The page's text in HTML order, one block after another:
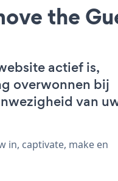
the
actief is,
overwonnen bij
van
in, captivate, make en